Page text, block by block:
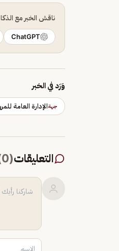
ناقش الخبر مع
ChatGPT
وَرَد في الخبر
جهةالإدارة العامة
التعليقات(
0